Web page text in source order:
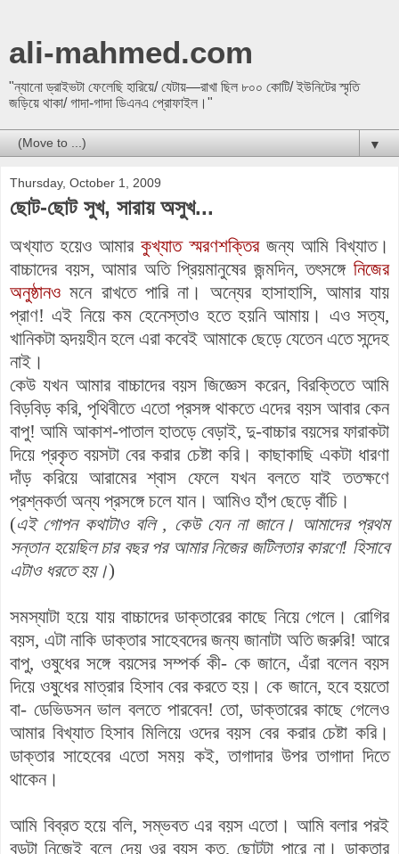
ali-mahmed.com
"ন্যানো ড্রাইভটা ফেলেছি হারিয়ে/ যেটায়—রাখা ছিল ৮০০ কোটি/ ইউনিটের স্মৃতি
জড়িয়ে থাকা/ গাদা-গাদা ডিএনএ প্রোফাইল।"
▼
Thursday, October 1, 2009
ছোট-ছোট সুখ, সারায় অসুখ...
অখ্যাত হয়েও আমারকুখ্যাত স্মরণশক্তিরজন্য আমি বিখ্যাত।
বাচ্চাদের বয়স, আমার অতি প্রিয়মানুষের জন্মদিন, তৎসঙ্গে নিজের
অনুষ্ঠানও মনে রাখতে পারি না। অন্যের হাসাহাসি, আমার যায়
প্রাণ! এই নিয়ে কম হেনেস্তাও হতে হয়নি আমায়। এও সত্য,
খানিকটা হৃদয়হীন হলে এরা কবেই আমাকে ছেড়ে যেতেন এতে সন্দেহ
নাই।
কেউ যখন আমার বাচ্চাদের বয়স জিজ্ঞেস করেন, বিরক্তিতে আমি
বিড়বিড় করি, পৃথিবীতে এতো প্রসঙ্গ থাকতে এদের বয়স আবার কেন
বাপু! আমি আকাশ-পাতাল হাতড়ে বেড়াই, দু-বাচ্চার বয়সের ফারাকটা
দিয়ে প্রকৃত বয়সটা বের করার চেষ্টা করি। কাছাকাছি একটা ধারণা
দাঁড় করিয়ে আরামের শ্বাস ফেলে যখন বলতে যাই ততক্ষণে
প্রশ্নকর্তা অন্য প্রসঙ্গে চলে যান। আমিও হাঁপ ছেড়ে বাঁচি।
(এই গোপন কথাটাও বলি , কেউ যেন না জানে। আমাদের প্রথম
সন্তান হয়েছিল চার বছর পর আমার নিজের জটিলতার কারণে! হিসাবে
এটাও ধরতে হয়।)
সমস্যাটা হয়ে যায় বাচ্চাদের ডাক্তারের কাছে নিয়ে গেলে। রোগির
বয়স, এটা নাকি ­ডাক্তার সাহেবদের জন্য জানাটা অতি জরুরি! আরে
বাপু, ওষুধের সঙ্গে বয়সের সম্পর্ক কী- কে জানে, এঁরা বলেন বয়স
দিয়ে ওষুধের মাত্রার হিসাব বের করতে হয়। কে জানে, হবে হয়তো
বা- ডেভিডসন ভাল বলতে পারবেন! তো, ডাক্তারের কাছে গেলেও
আমার বিখ্যাত হিসাব মিলিয়ে ওদের বয়স বের করার চেষ্টা করি।
ডাক্তার সাহেবের এতো সময় কই, তাগাদার উপর তাগাদা দিতে
থাকেন।
আমি বিব্রত হয়ে বলি, সম্ভবত এর বয়স এতো। আমি বলার পরই
বড়টা নিজেই বলে দেয় ওর বয়স কত, ছোটটা পারে না। ডাক্তার